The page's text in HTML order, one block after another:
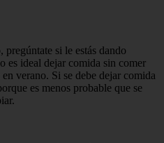
si le estás dando
es ideal dejar comida sin comer
verano. Si se debe dejar comida
es menos probable que se